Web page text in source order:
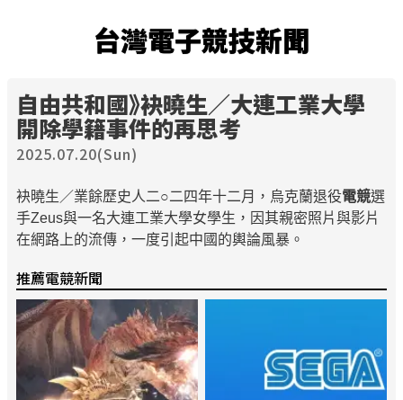
台灣電子競技新聞
自由共和國》袂曉生／大連工業大學
開除學籍事件的再思考
2025.07.20(Sun)
袂曉生／業餘歷史人二○二四年十二月，烏克蘭退役電競選
手Zeus與一名大連工業大學女學生，因其親密照片與影片
在網路上的流傳，一度引起中國的輿論風暴。
推薦電競新聞